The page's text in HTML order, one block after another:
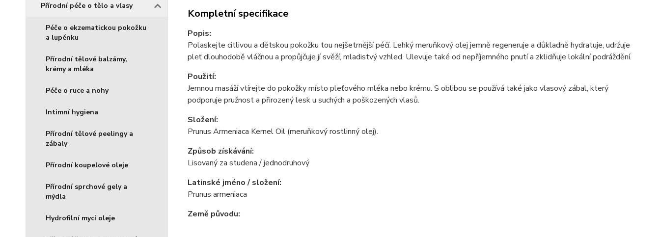
Přírodní péče o tělo a vlasy
Péče o ekzematickou pokožku
a lupénku
Přírodní tělové balzámy,
krémy a mléka
Péče o ruce a nohy
Intimní hygiena
Přírodní tělové peelingy a
zábaly
Přírodní koupelové oleje
Přírodní sprchové gely a
mýdla
Hydrofilní mycí oleje
Kompletní specifikace
Popis:
Polaskejte citlivou a dětskou pokožku tou nejšetrnější péčí. Lehký meruňkový olej jemně regeneruje a důkladně hydratuje, udržuje
pleť dlouhodobě vláčnou a propůjčuje jí svěží, mladistvý vzhled. Ulevuje také od nepříjemného pnutí a zklidňuje lokální podráždění.
Použití:
Jemnou masáží vtírejte do pokožky místo pleťového mléka nebo krému. S oblibou se používá také jako vlasový zábal, který
podporuje pružnost a přirozený lesk u suchých a poškozených vlasů.
Složení:
Prunus Armeniaca Kernel Oil (meruňkový rostlinný olej).
Způsob získávání:
Lisovaný za studena / jednodruhový
Latinské jméno / složení:
Prunus armeniaca
Země původu: